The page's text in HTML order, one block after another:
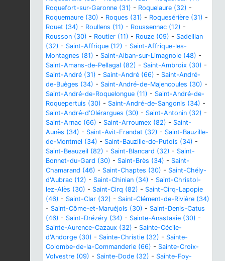
Roquefort-sur-Garonne (31) - Roquelaure (32) -
Roquemaure (30) - Roques (31) - Roquesérière (31) -
Rouet (34) - Roullens (11) - Roussennac (12) -
Rousson (30) - Routier (11) - Rouze (09) - Sadeillan
(32) - Saint-Affrique (12) - Saint-Affrique-les-
Montagnes (81) - Saint-Alban-sur-Limagnole (48) -
Saint-Amans-de-Pellagal (82) - Saint-Ambroix (30) -
Saint-André (31) - Saint-André (66) - Saint-André-
de-Buèges (34) - Saint-André-de-Majencoules (30) -
Saint-André-de-Roquelongue (11) - Saint-André-de-
Roquepertuis (30) - Saint-André-de-Sangonis (34) -
Saint-André-d'Olérargues (30) - Saint-Antonin (32) -
Saint-Arnac (66) - Saint-Arroumex (82) - Saint-
Aunès (34) - Saint-Avit-Frandat (32) - Saint-Bauzille-
de-Montmel (34) - Saint-Bauzille-de-Putois (34) -
Saint-Beauzeil (82) - Saint-Blancard (32) - Saint-
Bonnet-du-Gard (30) - Saint-Brès (34) - Saint-
Chamarand (46) - Saint-Chaptes (30) - Saint-Chély-
d'Aubrac (12) - Saint-Chinian (34) - Saint-Christol-
lez-Alès (30) - Saint-Cirq (82) - Saint-Cirq-Lapopie
(46) - Saint-Clar (32) - Saint-Clément-de-Rivière (34)
- Saint-Côme-et-Maruéjols (30) - Saint-Denis-Catus
(46) - Saint-Drézéry (34) - Sainte-Anastasie (30) -
Sainte-Aurence-Cazaux (32) - Sainte-Cécile-
d'Andorge (30) - Sainte-Christie (32) - Sainte-
Colombe-de-la-Commanderie (66) - Sainte-Croix-
Volvestre (09) - Sainte-Dode (32) - Sainte-Foy-